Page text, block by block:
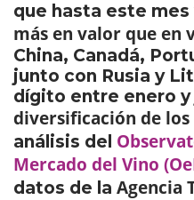
que hasta este mes
más en valor que en
China, Canadá,
junto con Rusia y
dígito entre enero
diversificación de
análisis del
Mercado del Vino
datos de la Agencia